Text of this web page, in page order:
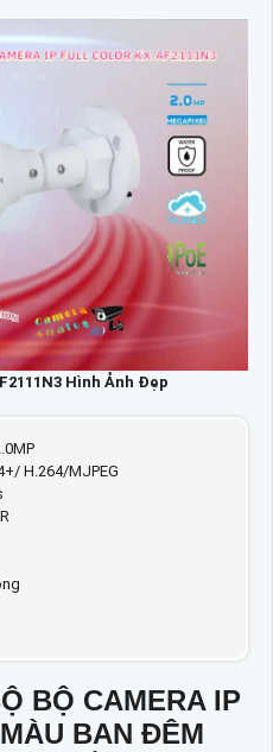
Hình Ảnh Đẹp
H.264/MJPEG
BỘ CAMERA IP
BAN ĐÊM